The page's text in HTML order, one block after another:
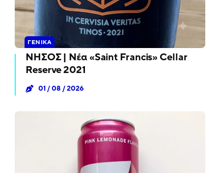
ΓΕΝΙΚΆ
ΝΗΣΟΣ | Νέα «Saint Francis» Cellar
Reserve 2021
01 / 08 / 2026